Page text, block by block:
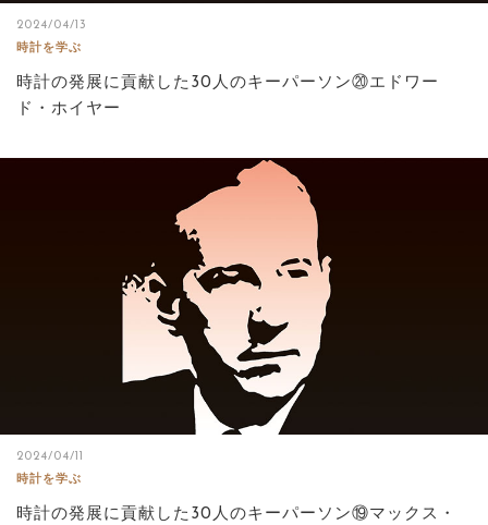
2024/04/13
時計を学ぶ
時計の発展に貢献した30人のキーパーソン⑳エドワー
ド・ホイヤー
2024/04/11
時計を学ぶ
時計の発展に貢献した30人のキーパーソン⑲マックス・